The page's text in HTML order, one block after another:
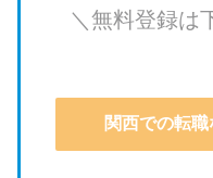
＼無料登録は
関西での転職